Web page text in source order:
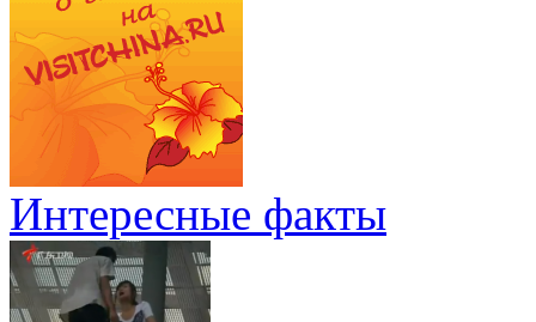
Интересные факты